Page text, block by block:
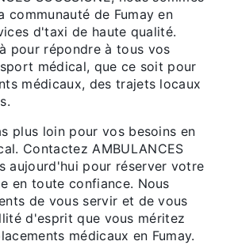
communauté de Fumay en
d'taxi de haute qualité.
pour répondre à tous vos
médical, que ce soit pour
médicaux, des trajets locaux
plus loin pour vos besoins en
Contactez AMBULANCES
aujourd'hui pour réserver votre
en toute confiance. Nous
de vous servir et de vous
d'esprit que vous méritez
médicaux en Fumay.